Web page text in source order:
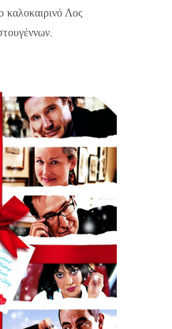
καλοκαιρινό Λος